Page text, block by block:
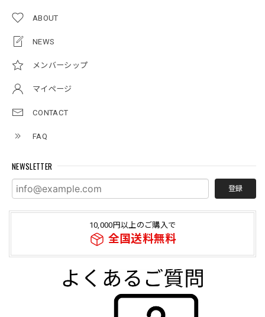
ABOUT
NEWS
メンバーシップ
マイページ
CONTACT
FAQ
NEWSLETTER
登録
10,000円以上のご購入で
全国送料無料